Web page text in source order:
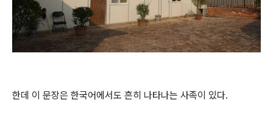
한데 이 문장은 한국어에서도 흔히 나타나는 사족이 있다.